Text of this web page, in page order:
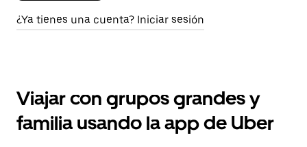
¿Ya tienes una cuenta? Iniciar sesión
Viajar con grupos grandes y
familia usando la app de Uber